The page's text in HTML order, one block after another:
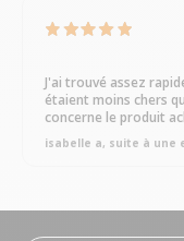
J'ai trouvé assez
étaient moins chers
concerne le produit
isabelle a, suite à une